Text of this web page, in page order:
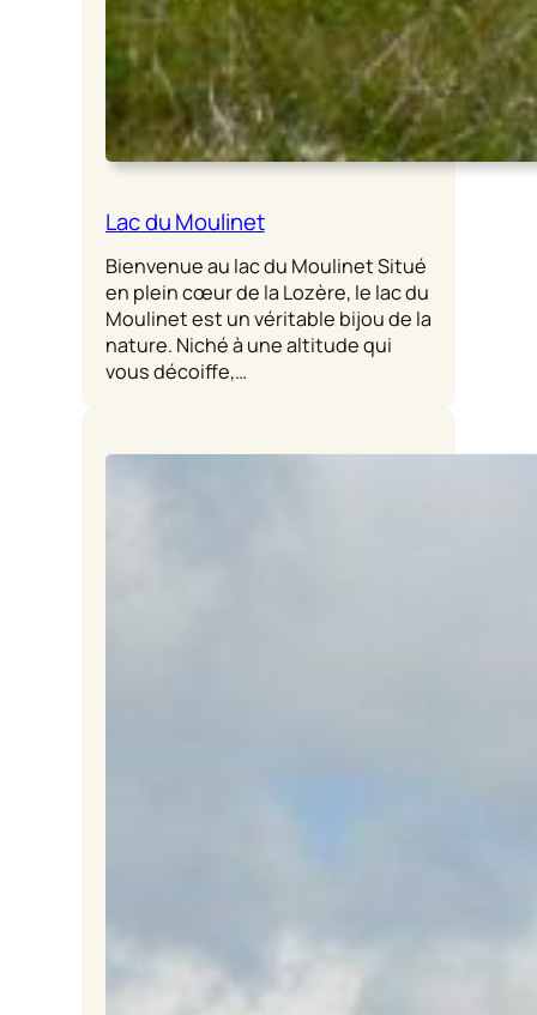
Lac du Moulinet
Bienvenue au lac du Moulinet Situé
en plein cœur de la Lozère, le lac du
Moulinet est un véritable bijou de la
nature. Niché à une altitude qui
vous décoiffe,…